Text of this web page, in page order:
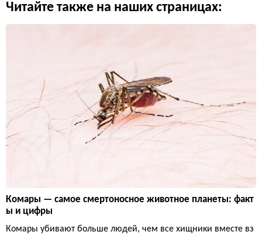
Читайте также на наших страницах:
Комары — самое смертоносное животное планеты: факт
ы и цифры
Комары убивают больше людей, чем все хищники вместе вз